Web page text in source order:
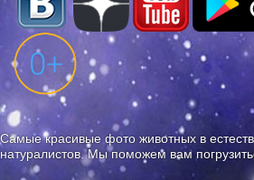
Самые красивые фото животных в
натуралистов. Мы поможем вам